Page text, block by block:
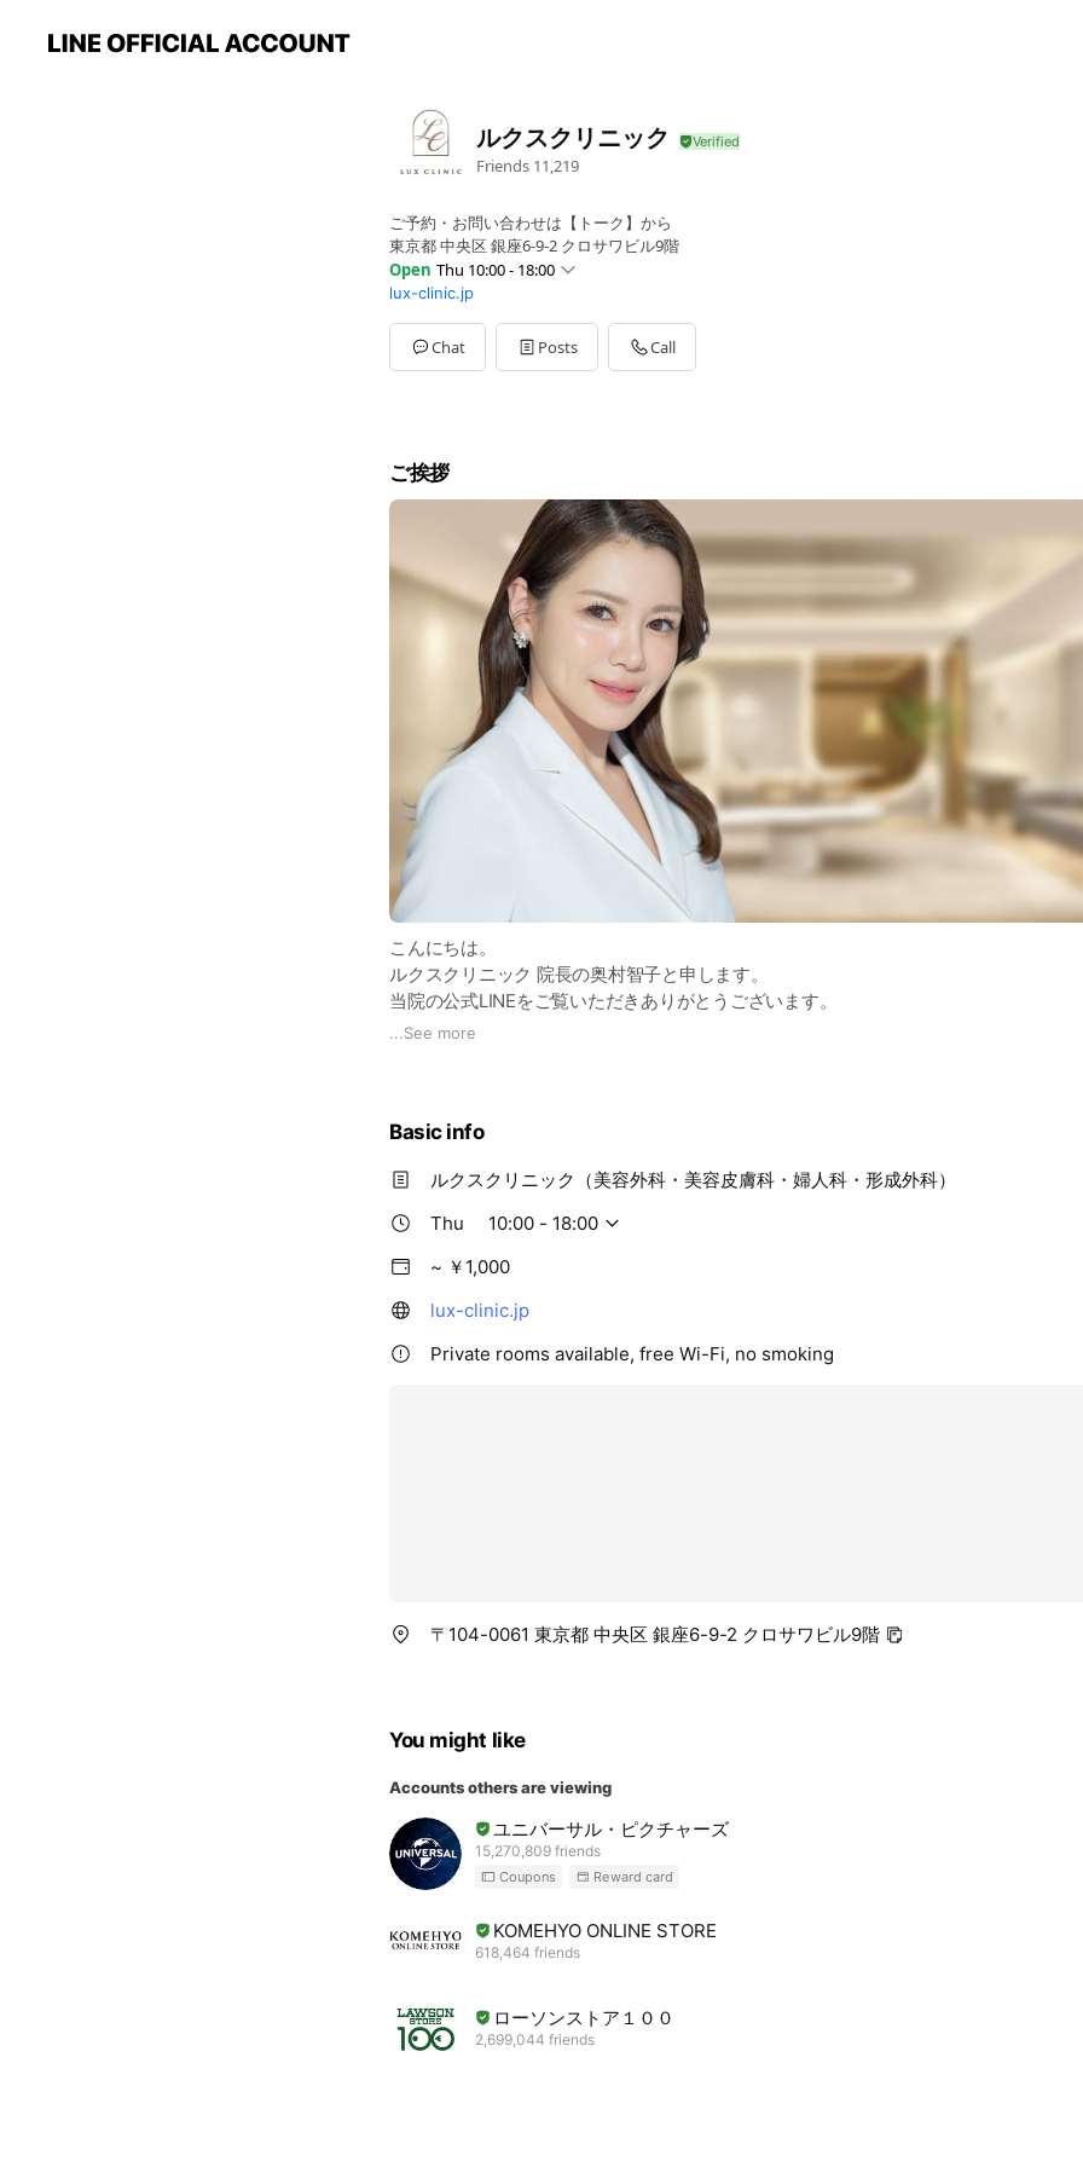
ルクスクリニック
Friends 11,219
ご予約・お問い合わせは【トーク】から
東京都 中央区 銀座6-9-2 クロサワビル9階
Open Thu 10:00 - 18:00
Sun10:00 - 18:00
Mon10:00 - 18:00
Tue10:00 - 18:00
Wed10:00 - 18:00
lux-clinic.jp
Chat Posts Call
ご挨拶
こんにちは。
ルクスクリニック 院長の奥村智子と申します。
当院の公式LINEをご覧いただきありがとうございます。
手に入れられるように私共が全力でお手伝いいたします。
...See more
Basic info
ルクスクリニック（美容外科・美容皮膚科・婦人科・形成外科）
Thu
10:00 - 18:00
~ ￥1,000
lux-clinic.jp
Private rooms available, free Wi-Fi, no smoking
〒104-0061 東京都 中央区 銀座6-9-2 クロサワビル9階
You might like
Accounts others are viewing
ユニバーサル・ピクチャーズ
15,270,809 friends
Coupons Reward card
KOMEHYO ONLINE STORE
618,464 friends
ローソンストア１００
2,699,044 friends